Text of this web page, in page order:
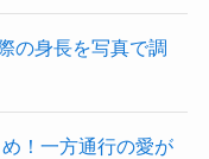
の身長を写真で調
！一方通行の愛が